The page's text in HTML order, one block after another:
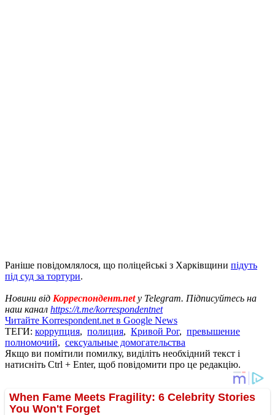
Раніше повідомлялося, що поліцейські з Харківщини підуть
під суд за тортури.
Новини від Корреспондент.netу Telegram. Підписуйтесь на
наш канал https://t.me/korrespondentnet
Читайте Korrespondent.net в Google News
ТЕГИ: коррупция, полиция, Кривой Рог, превышение
полномочий, сексуальные домогательства
Якщо ви помітили помилку, виділіть необхідний текст і
натисніть Ctrl + Enter, щоб повідомити про це редакцію.